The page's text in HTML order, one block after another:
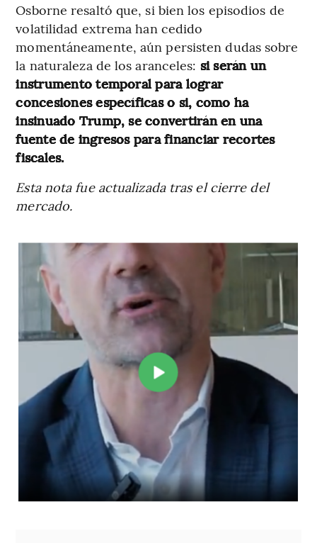
Osborne resaltó que, si bien los episodios de
volatilidad extrema han cedido
momentáneamente, aún persisten dudas sobre
la naturaleza de los aranceles: si serán un
instrumento temporal para lograr
concesiones específicas o si, como ha
insinuado Trump, se convertirán en una
fuente de ingresos para financiar recortes
fiscales.
Esta nota fue actualizada tras el cierre del
mercado.